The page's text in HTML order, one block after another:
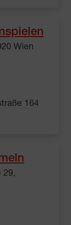
Wien
164
29,